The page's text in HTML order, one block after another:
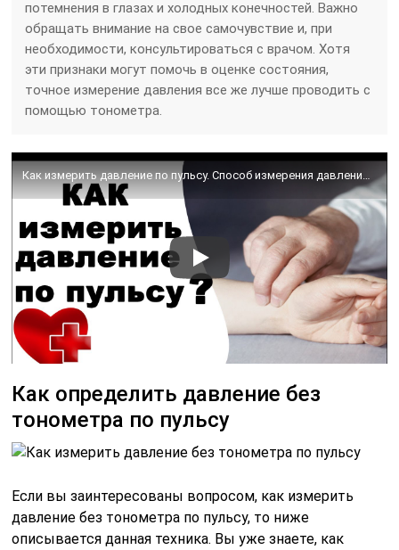
потемнения в глазах и холодных конечностей. Важно
обращать внимание на свое самочувствие и, при
необходимости, консультироваться с врачом. Хотя
эти признаки могут помочь в оценке состояния,
точное измерение давления все же лучше проводить с
помощью тонометра.
Как определить давление без
тонометра по пульсу
​Если вы заинтересованы вопросом, как измерить
давление без тонометра по пульсу, то ниже
описывается данная техника. Вы уже знаете, как